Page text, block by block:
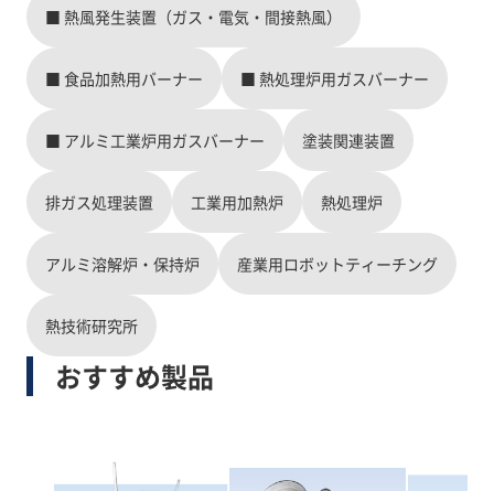
■ 熱風発生装置（ガス・電気・間接熱風）
■ 食品加熱用バーナー ■ 熱処理炉用ガスバーナー
■ アルミ工業炉用ガスバーナー 塗装関連装置
排ガス処理装置 工業用加熱炉 熱処理炉
アルミ溶解炉・保持炉 産業用ロボットティーチング
熱技術研究所
おすすめ製品